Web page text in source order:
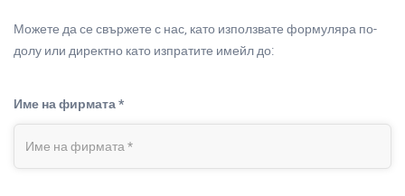
Можете да се свържете с нас, като използвате формуляра по-
долу или директно като изпратите имейл до:
Име на фирмата *